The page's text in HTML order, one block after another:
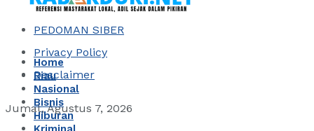
REDAKSI
PEDOMAN SIBER
Privacy Policy
Desclaimer
Jumat, Agustus 7, 2026
Home
Riau
Nasional
Bisnis
Hiburan